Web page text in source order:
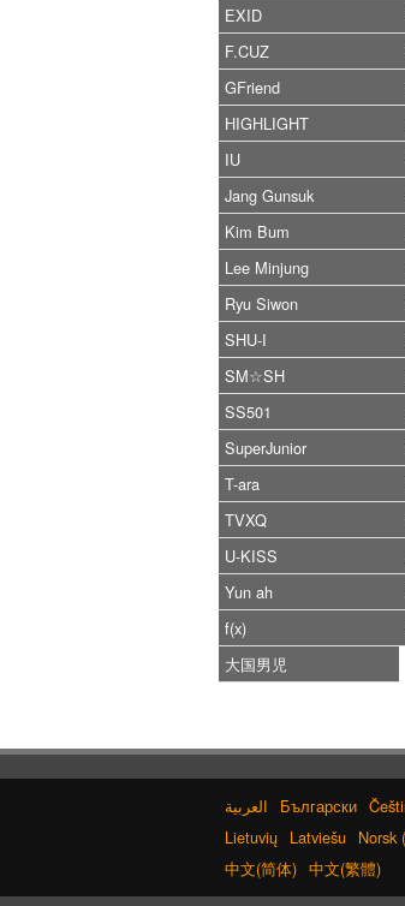
EXID
F.CUZ
GFriend
HIGHLIGHT
IU
Jang Gunsuk
Kim Bum
Lee Minjung
Ryu Siwon
SHU-I
SM☆SH
SS501
SuperJunior
T-ara
TVXQ
U-KISS
Yun ah
f(x)
大国男児
Български
Lietuvių Latviešu Norsk
中文(简体) 中文(繁體)